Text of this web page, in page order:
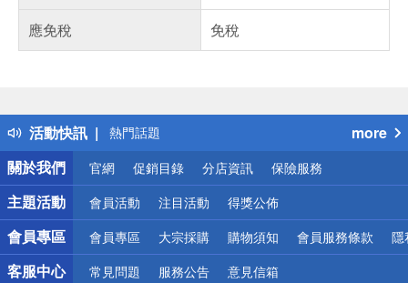
應免稅
免稅
活動快訊
得獎公告
熱門話題
銀行優惠
偏遠地區配送
詐騙網頁！請小心！
more
關於我們
官網 促銷目錄 分店資訊 保險服務
主題活動 會員活動 注目活動 得獎公佈
會員專區 會員專區 大宗採購 購物須知 會員服務條款 隱
客服中心 常見問題 服務公告 意見信箱